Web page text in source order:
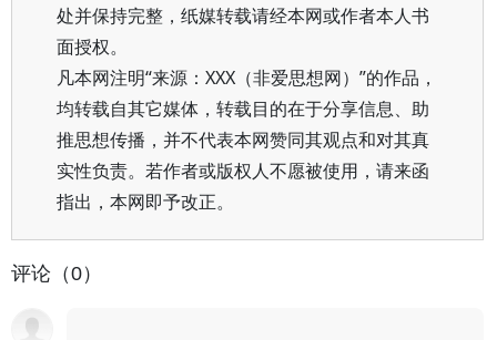
处并保持完整，纸媒转载请经本网或作者本人书
面授权。
凡本网注明“来源：XXX（非爱思想网）”的作品，
均转载自其它媒体，转载目的在于分享信息、助
推思想传播，并不代表本网赞同其观点和对其真
实性负责。若作者或版权人不愿被使用，请来函
指出，本网即予改正。
评论（0）